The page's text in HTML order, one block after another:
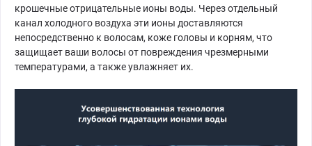
крошечные отрицательные ионы воды. Через отдельный
канал холодного воздуха эти ионы доставляются
непосредственно к волосам, коже головы и корням, что
защищает ваши волосы от повреждения чрезмерными
температурами, а также увлажняет их.